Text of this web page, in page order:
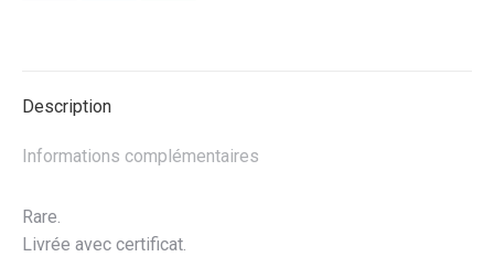
Description
Informations complémentaires
Rare.
Livrée avec certificat.